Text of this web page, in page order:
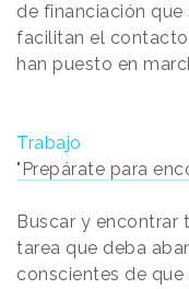
de financiación
facilitan el
han puesto en
Trabajo
"Prepárate para
Buscar y encontrar
tarea que deba
conscientes de que